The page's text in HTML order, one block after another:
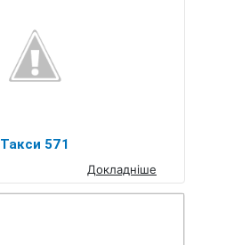
Такси 571
Докладніше